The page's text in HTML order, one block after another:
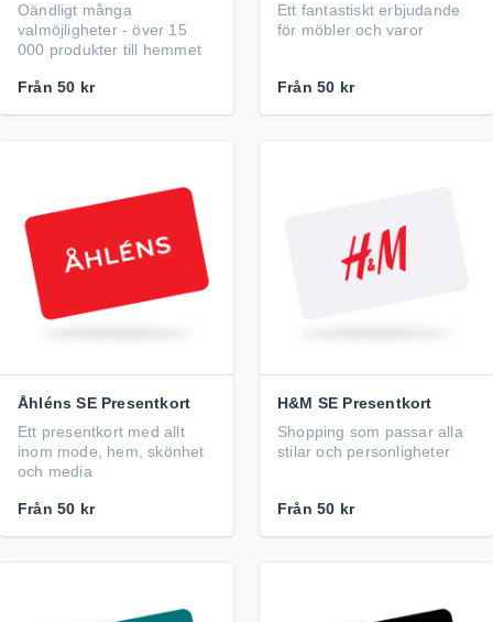
Oändligt många
valmöjligheter - över 15
000 produkter till hemmet
Från 50 kr
Ett fantastiskt erbjudande
för möbler och varor
Från 50 kr
Åhléns SE Presentkort
Ett presentkort med allt
inom mode, hem, skönhet
och media
Från 50 kr
H&M SE Presentkort
Shopping som passar alla
stilar och personligheter
Från 50 kr